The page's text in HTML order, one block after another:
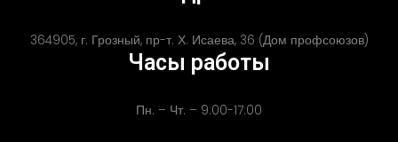
364905, г. Грозный, пр-т. Х. Исаева, 36 (Дом профсоюзов)
Часы работы
Пн. – Чт. – 9:00-17:00